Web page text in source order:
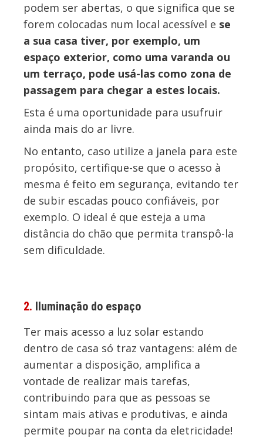
podem ser abertas, o que significa que se
forem colocadas num local acessível e se
a sua casa tiver, por exemplo, um
espaço exterior, como uma varanda ou
um terraço, pode usá-las como zona de
passagem para chegar a estes locais.
Esta é uma oportunidade para usufruir
ainda mais do ar livre.
No entanto, caso utilize a janela para este
propósito, certifique-se que o acesso à
mesma é feito em segurança, evitando ter
de subir escadas pouco confiáveis, por
exemplo. O ideal é que esteja a uma
distância do chão que permita transpô-la
sem dificuldade.
2. Iluminação do espaço
Ter mais acesso a luz solar estando
dentro de casa só traz vantagens: além de
aumentar a disposição, amplifica a
vontade de realizar mais tarefas,
contribuindo para que as pessoas se
sintam mais ativas e produtivas, e ainda
permite poupar na conta da eletricidade!